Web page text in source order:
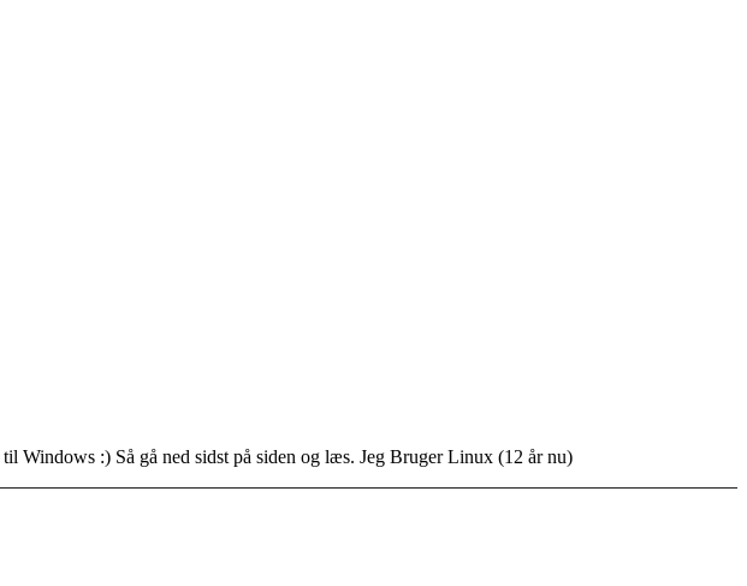
til Windows :) Så gå ned sidst på siden og læs. Jeg Bruger Linux (12 år nu)